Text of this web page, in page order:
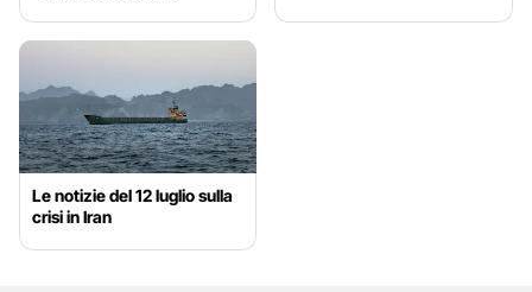
Le notizie del 12 luglio sulla
crisi in Iran